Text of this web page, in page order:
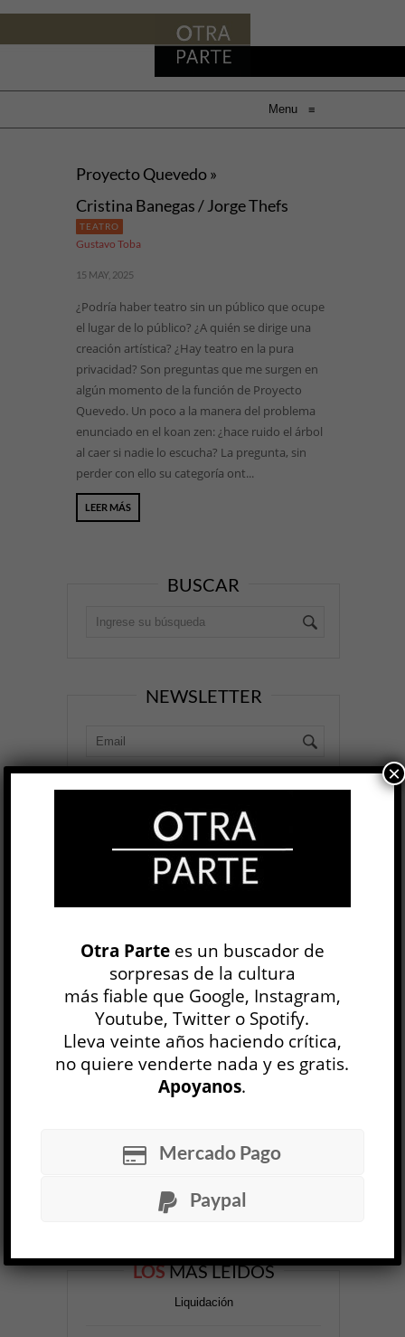
Menu ≡
Proyecto Quevedo »
Cristina Banegas / Jorge Thefs
TEATRO
Gustavo Toba
15 MAY, 2025
¿Podría haber teatro sin un público que ocupe
el lugar de lo público? ¿A quién se dirige una
creación artística? ¿Hay teatro en la pura
privacidad? Son preguntas que me surgen en
algún momento de la función de Proyecto
Quevedo. Un poco a la manera del problema
enunciado en el koan zen: ¿hace ruido el árbol
al caer si nadie lo escucha? La pregunta, sin
perder con ello su categoría ont...
LEER MÁS
BUSCAR
NEWSLETTER
EDICIÓN IMPRESA
30 NÚMEROS
ARCHIVOOP SEMANAL
LOSMÁS LEÍDOS
Liquidación
Otra Partees un buscador de
sorpresas de la cultura
más fiable que Google, Instagram,
Youtube, Twitter o Spotify.
Lleva veinte años haciendo crítica,
no quiere venderte nada y es gratis.
Apoyanos.
Mercado Pago
Paypal
×